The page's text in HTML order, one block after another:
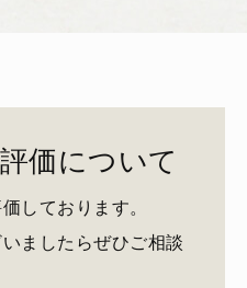
価について
しております。
ましたらぜひご相談